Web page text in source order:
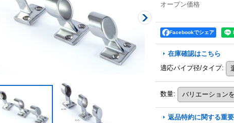
オープン価格
Facebookでシェア
在庫確認はこちら
適応パイプ径/タイプ:
数量:
返品特約に関する重